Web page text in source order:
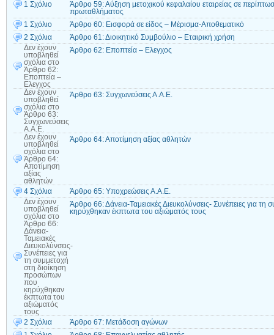
1 Σχόλιο
Άρθρο 59: Αύξηση μετοχικού κεφαλαίου εταιρείας σε
πρωταθλήματος
1 Σχόλιο
Άρθρο 60: Εισφορά σε είδος – Μέρισμα-Αποθεματικό
2 Σχόλια
Άρθρο 61: Διοικητικό Συμβούλιο – Εταιρική χρήση
Δεν έχουν
υποβληθεί
σχόλια στο
Άρθρο 62:
Εποπτεία –
Ελεγχος
Άρθρο 62: Εποπτεία – Ελεγχος
Δεν έχουν
υποβληθεί
σχόλια στο
Άρθρο 63:
Συγχωνεύσεις
Α.Α.Ε.
Άρθρο 63: Συγχωνεύσεις Α.Α.Ε.
Δεν έχουν
υποβληθεί
σχόλια στο
Άρθρο 64:
Αποτίμηση
αξίας
αθλητών
Άρθρο 64: Αποτίμηση αξίας αθλητών
4 Σχόλια
Άρθρο 65: Υποχρεώσεις Α.Α.Ε.
Δεν έχουν
υποβληθεί
σχόλια στο
Άρθρο 66:
Δάνεια-
Ταμειακές
Διευκολύνσεις-
Συνέπειες για
τη συμμετοχή
στη διοίκηση
προσώπων
που
κηρύχθηκαν
έκπτωτα του
αξιώματός
τους
Άρθρο 66: Δάνεια-Ταμειακές Διευκολύνσεις- Συνέπειες για
κηρύχθηκαν έκπτωτα του αξιώματός τους
2 Σχόλια
Άρθρο 67: Μετάδοση αγώνων